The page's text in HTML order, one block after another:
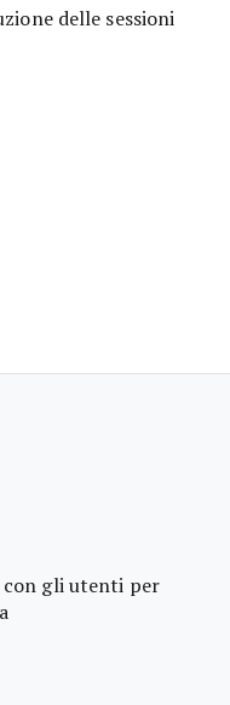
delle sessioni
con gli utenti per